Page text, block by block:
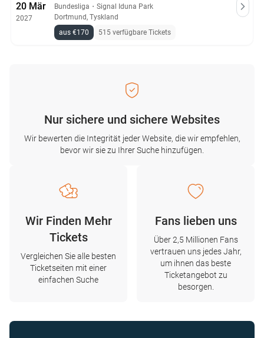
20 Mär
2027
Bundesliga ・ Signal Iduna Park
Dortmund, Tyskland
aus €170
515 verfügbare Tickets
Nur sichere und sichere Websites
Wir bewerten die Integrität jeder Website, die wir empfehlen,
bevor wir sie zu Ihrer Suche hinzufügen.
Wir Finden Mehr
Tickets
Vergleichen Sie alle besten
Ticketseiten mit einer
einfachen Suche
Fans lieben uns
Über 2,5 Millionen Fans
vertrauen uns jedes Jahr,
um ihnen das beste
Ticketangebot zu
besorgen.